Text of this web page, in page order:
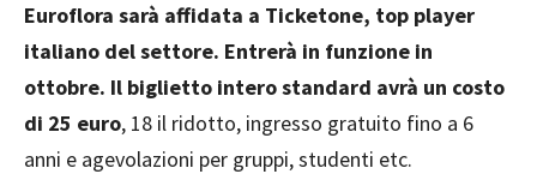
Euroflora sarà affidata a Ticketone, top player
italiano del settore. Entrerà in funzione in
ottobre. Il biglietto intero standard avrà un costo
di 25 euro, 18 il ridotto, ingresso gratuito fino a 6
anni e agevolazioni per gruppi, studenti etc.